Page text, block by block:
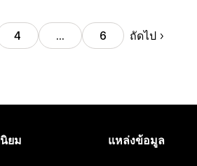
4 … 6 ถัดไป
ยม แหล่งข้อมูล